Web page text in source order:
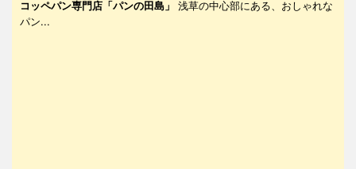
コッペパン専門店「パンの田島」
浅草の中心部にある、おしゃれな
パン...